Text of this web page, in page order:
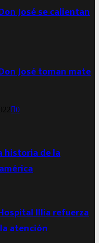
José se calientan
José toman mate
0
historia de la
Illia refuerza
atención